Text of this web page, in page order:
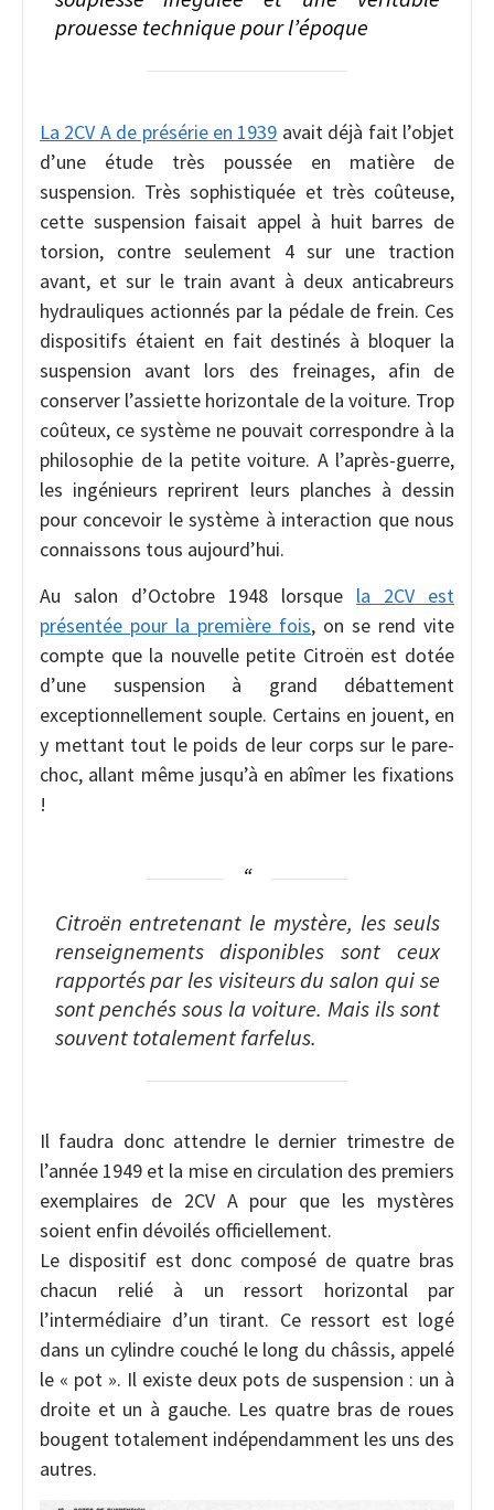
prouesse technique pour l’époque
La 2CV A de présérie en 1939 avait déjà fait l’objet
d’une étude très poussée en matière de
suspension. Très sophistiquée et très coûteuse,
cette suspension faisait appel à huit barres de
torsion, contre seulement 4 sur une traction
avant, et sur le train avant à deux anticabreurs
hydrauliques actionnés par la pédale de frein. Ces
dispositifs étaient en fait destinés à bloquer la
suspension avant lors des freinages, afin de
conserver l’assiette horizontale de la voiture. Trop
coûteux, ce système ne pouvait correspondre à la
philosophie de la petite voiture. A l’après-guerre,
les ingénieurs reprirent leurs planches à dessin
pour concevoir le système à interaction que nous
connaissons tous aujourd’hui.
Au salon d’Octobre 1948 lorsque la 2CV est
présentée pour la première fois, on se rend vite
compte que la nouvelle petite Citroën est dotée
d’une suspension à grand débattement
exceptionnellement souple. Certains en jouent, en
y mettant tout le poids de leur corps sur le pare-
choc, allant même jusqu’à en abîmer les fixations
!
Citroën entretenant le mystère, les seuls
renseignements disponibles sont ceux
rapportés par les visiteurs du salon qui se
sont penchés sous la voiture. Mais ils sont
souvent totalement farfelus.
Il faudra donc attendre le dernier trimestre de
l’année 1949 et la mise en circulation des premiers
exemplaires de 2CV A pour que les mystères
soient enfin dévoilés officiellement.
Le dispositif est donc composé de quatre bras
chacun relié à un ressort horizontal par
l’intermédiaire d’un tirant. Ce ressort est logé
dans un cylindre couché le long du châssis, appelé
le « pot ». Il existe deux pots de suspension : un à
droite et un à gauche. Les quatre bras de roues
bougent totalement indépendamment les uns des
autres.